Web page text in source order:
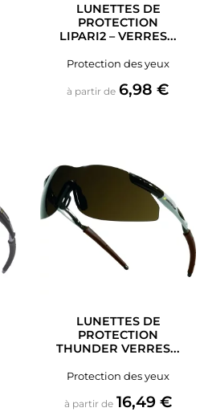
LUNETTES DE
PROTECTION
LIPARI2 – VERRES...
Protection des yeux
à partir de Prix
6,98 €
LUNETTES DE
PROTECTION
THUNDER VERRES...
Protection des yeux
à partir de Prix
16,49 €